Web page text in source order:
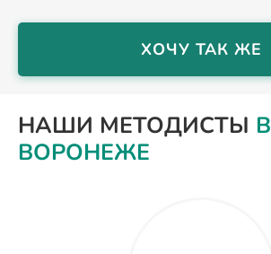
ХОЧУ ТАК ЖЕ
НАШИ МЕТОДИСТЫ В
ВОРОНЕЖЕ